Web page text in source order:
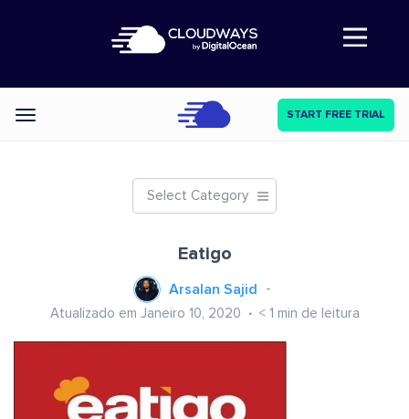
Abre a navegação
Categories START FREE TRIAL
Select Category
Eatigo
Arsalan Sajid
Atualizado em Janeiro 10, 2020 < 1 min de leitura